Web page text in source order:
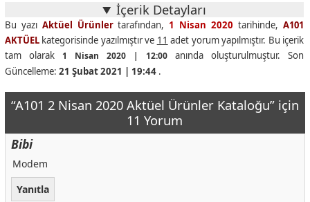
İçerik Detayları
Bu yazı Aktüel Ürünlertarafından, 1 Nisan 2020 tarihinde,A101
AKTÜELkategorisinde yazılmıştır ve 11 adet yorum yapılmıştır. Bu içerik
tam olarak 1 Nisan 2020 | 12:00anında oluşturulmuştur. Son
Güncelleme: 21 Şubat 2021 | 19:44.
“A101 2 Nisan 2020 Aktüel Ürünler Kataloğu” için
11 Yorum
Bibi
Modem
Yanıtla